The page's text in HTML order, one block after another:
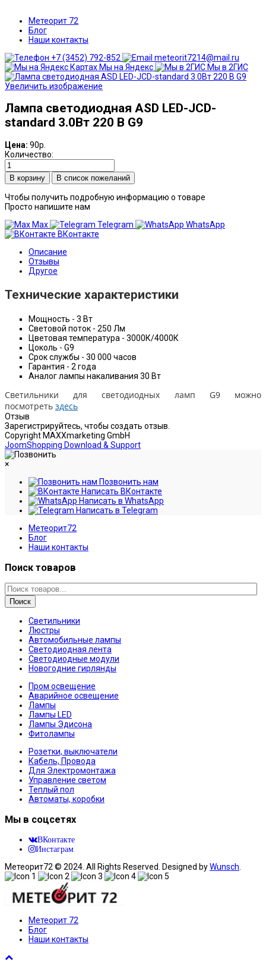
Метеорит 72
Блог
Наши контакты
+7 (3452) 792-852
meteorit7214@mail.ru
Мы на Яндекс
Мы в 2ГИС
Увеличить изображение
Лампа светодиодная ASD LED-JCD-
standard 3.0Вт 220 В G9
Цена: 90р.
Количество:
В список пожеланий
Чтобы получить подробную информацию о товаре
Просто напишите нам
Max
Telegram
WhatsApp
ВКонтакте
Описание
Отзывы
Другое
Технические характеристики
Мощность - 3 Вт
Световой поток - 250 Лм
Цветовая температура - 3000К/4000К
Цоколь - G9
Срок службы - 30 000 часов
Гарантия - 2 года
Аналог лампы накаливания 30 Вт
Светильники для светодиодных ламп G9 можно
посмотреть здесь
Отзыв
Зарегистрируйтесь, чтобы создать отзыв.
Copyright MAXXmarketing GmbH
JoomShopping Download & Support
×
Позвонить нам
Написать ВКонтакте
Написать в WhatsApp
Написать в Telegram
Метеорит72
Блог
Наши контакты
Поиск товаров
Поиск
Светильники
Люстры
Автомобильные лампы
Светодиодная лента
Светодиодные модули
Новогодние гирлянды
Пром освещение
Аварийное освещение
Лампы
Лампы LED
Лампы Эдисона
Фитолампы
Розетки, выключатели
Кабель, Провода
Для Электромонтажа
Управление светом
Теплый пол
Автоматы, коробки
Мы в соцсетях
ВКонтакте
Инстаграм
Метеорит72 © 2024. All Rights Reserved. Designed byWunsch
Метеорит 72
Блог
Наши контакты